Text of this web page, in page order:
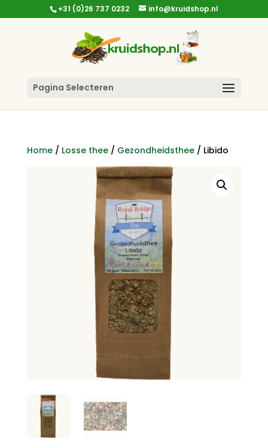
+31 (0)26 737 0232 info@kruidshop.nl
Pagina Selecteren
Home/ Losse thee/ Gezondheidsthee/ Libido